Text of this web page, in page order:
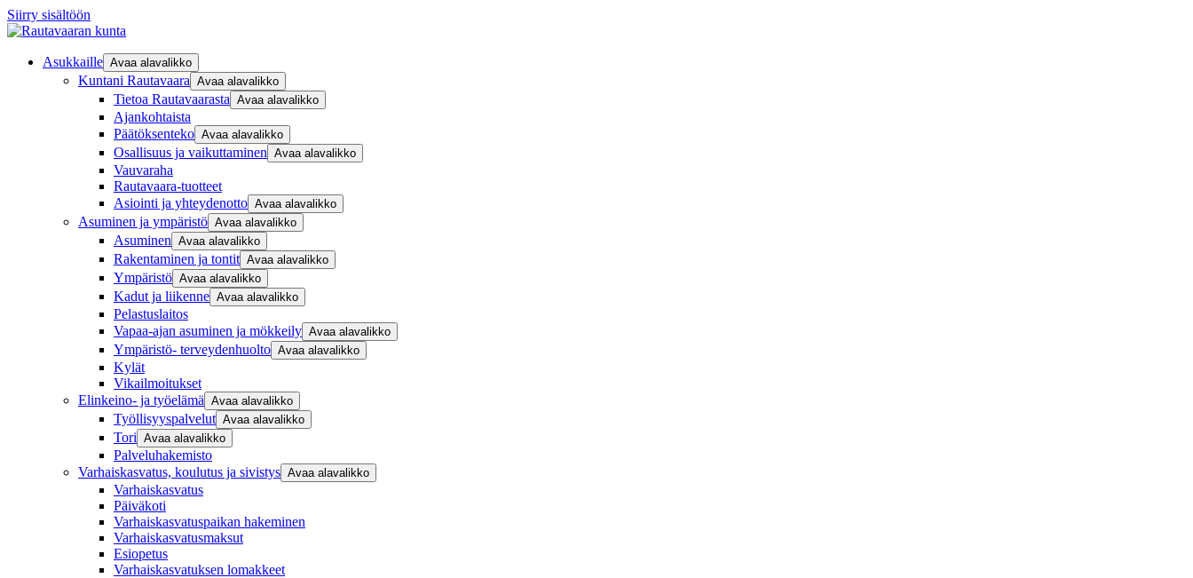
Siirry sisältöön
Asukkaille Avaa alavalikko
Kuntani Rautavaara Avaa alavalikko
Tietoa Rautavaarasta Avaa alavalikko
Ajankohtaista
Päätöksenteko Avaa alavalikko
Osallisuus ja vaikuttaminen Avaa alavalikko
Vauvaraha
Rautavaara-tuotteet
Asiointi ja yhteydenotto Avaa alavalikko
Asuminen ja ympäristö Avaa alavalikko
Asuminen Avaa alavalikko
Rakentaminen ja tontit Avaa alavalikko
Ympäristö Avaa alavalikko
Kadut ja liikenne Avaa alavalikko
Pelastuslaitos
Vapaa-ajan asuminen ja mökkeily Avaa alavalikko
Ympäristö- terveydenhuolto Avaa alavalikko
Kylät
Vikailmoitukset
Elinkeino- ja työelämä Avaa alavalikko
Työllisyyspalvelut Avaa alavalikko
Tori Avaa alavalikko
Palveluhakemisto
Varhaiskasvatus, koulutus ja sivistys Avaa alavalikko
Varhaiskasvatus
Päiväkoti
Varhaiskasvatuspaikan hakeminen
Varhaiskasvatusmaksut
Esiopetus
Varhaiskasvatuksen lomakkeet